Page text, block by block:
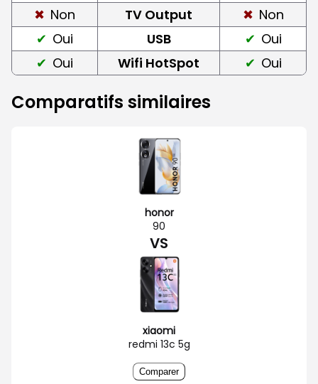
Non
TV Output
Non
Oui
USB
Oui
Oui
Wifi HotSpot Oui
Comparatifs similaires
honor
90
VS
xiaomi
redmi 13c 5g
Comparer